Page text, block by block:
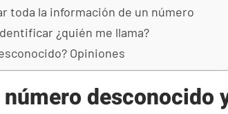
toda la información de un número
¿quién me llama?
Opiniones
desconocido